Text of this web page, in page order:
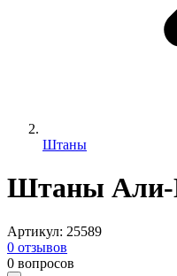
Штаны
Штаны Али-
Артикул: 25589
0 отзывов
0 вопросов